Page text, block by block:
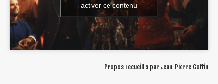
activer ce contenu
Propos recueillis par Jean-Pierre Goffin